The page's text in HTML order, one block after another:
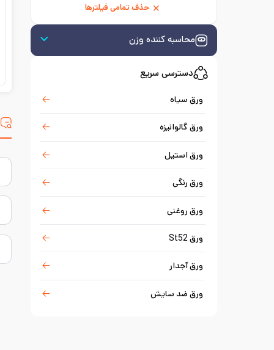
حذف تمامی فیلترها
محاسبه کننده وزن
دسترسی سریع
ورق سیاه
ورق گالوانیزه
ورق استیل
ورق رنگی
ورق روغنی
ورق St52
ورق آجدار
ورق ضد سایش